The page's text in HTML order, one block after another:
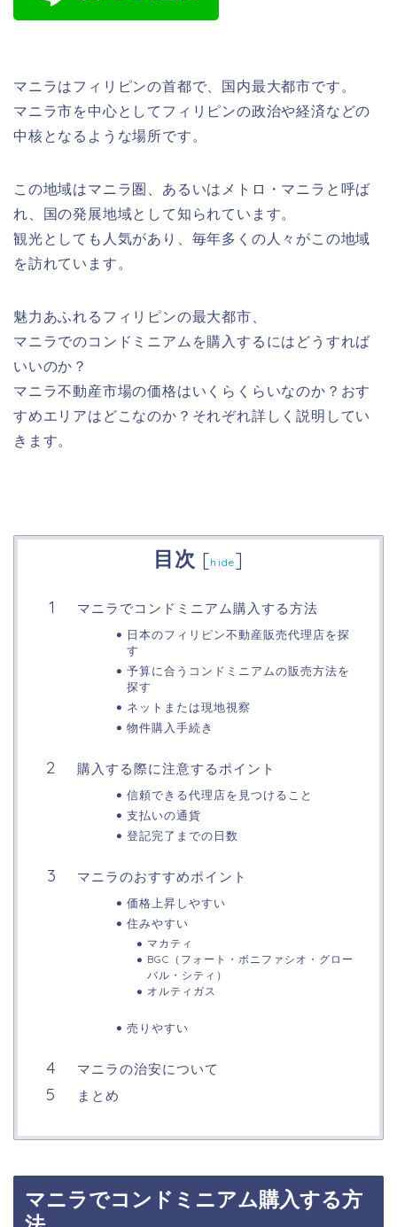
マニラはフィリピンの首都で、国内最大都市です。
マニラ市を中心としてフィリピンの政治や経済などの
中核となるような場所です。
この地域はマニラ圏、あるいはメトロ・マニラと呼ば
れ、国の発展地域として知られています。
観光としても人気があり、毎年多くの人々がこの地域
を訪れています。
魅力あふれるフィリピンの最大都市、
マニラでのコンドミニアムを購入するにはどうすれば
いいのか ？
マニラ不動産市場の価格はいくらくらいなのか？おす
すめエリアはどこなのか？それぞれ詳しく説明してい
きます。
目次 [hide]
マニラでコンドミニアム購入する方法
日本のフィリピン不動産販売代理店を探
す
予算に合うコンドミニアムの販売方法を
探す
ネットまたは現地視察
物件購入手続き
購入する際に注意するポイント
信頼できる代理店を見つけること
支払いの通貨
登記完了までの日数
マニラのおすすめポイント
​​​​​​​​​​価格上昇しやすい
住みやすい
マカティ
BGC（フォート・ボニファシオ・グロー
バル・シティ）
オルティガス
売りやすい
マニラの治安について
まとめ
マニラでコンドミニアム購入する方